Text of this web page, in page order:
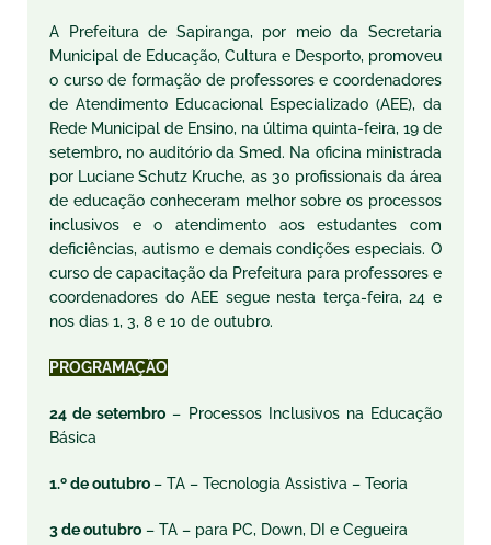
A Prefeitura de Sapiranga, por meio da Secretaria
Municipal de Educação, Cultura e Desporto, promoveu
o curso de formação de professores e coordenadores
de Atendimento Educacional Especializado (AEE), da
Rede Municipal de Ensino, na última quinta-feira, 19 de
setembro, no auditório da Smed. Na oficina ministrada
por Luciane Schutz Kruche, as 30 profissionais da área
de educação conheceram melhor sobre os processos
inclusivos e o atendimento aos estudantes com
deficiências, autismo e demais condições especiais. O
curso de capacitação da Prefeitura para professores e
coordenadores do AEE segue nesta terça-feira, 24 e
nos dias 1, 3, 8 e 10 de outubro.
PROGRAMAÇÃO
24 de setembro – Processos Inclusivos na Educação
Básica
1.º de outubro– TA – Tecnologia Assistiva – Teoria
3 de outubro – TA – para PC, Down, DI e Cegueira